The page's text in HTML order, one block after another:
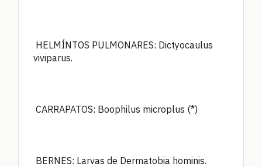
HELMÍNTOS PULMONARES: Dictyocaulus
viviparus.
CARRAPATOS: Boophilus microplus (*)
BERNES: Larvas de Dermatobia hominis.